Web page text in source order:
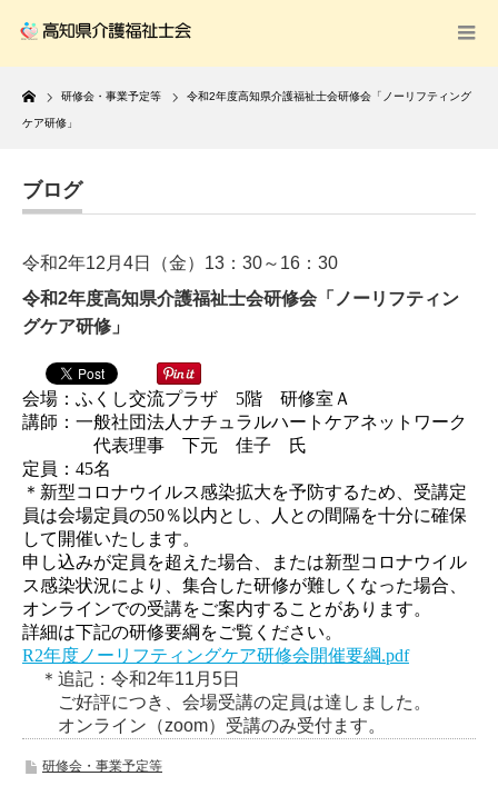
Home
研修会・事業予定等 令和2年度高知県介護福祉士会研修会「ノーリフティング
ケア研修」
ブログ
令和2年12月4日（金）13：30～16：30
令和2年度高知県介護福祉士会研修会「ノーリフティン
グケア研修」
会場：ふくし交流プラザ 5階 研修室Ａ
講師：一般社団法人ナチュラルハートケアネットワーク
代表理事 下元 佳子 氏
定員：45名
＊新型コロナウイルス感染拡大を予防するため、受講定
員は会場定員の50％以内とし、人との間隔を十分に確保
して開催いたします。
申し込みが定員を超えた場合、または新型コロナウイル
ス感染状況により、集合した研修が難しくなった場合、
オンラインでの受講をご案内することがあります。
詳細は下記の研修要綱をご覧ください。
R2年度ノーリフティングケア研修会開催要綱.pdf
＊追記：令和2年11月5日
ご好評につき、会場受講の定員は達しました。
オンライン（zoom）受講のみ受付ます。
研修会・事業予定等